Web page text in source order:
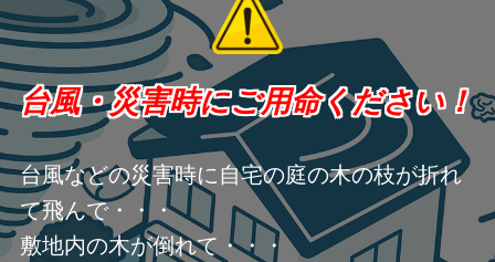
台風・災害時にご用命ください！
台風などの災害時に自宅の庭の木の枝が折れ
て飛んで・・・
敷地内の木が倒れて・・・